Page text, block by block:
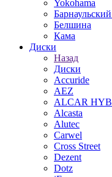
Yokohama
Белшина
Кама
Диски
Назад
Диски
Accuride
AEZ
ALCAR
Alcasta
Alutec
Carwel
Cross Street
Dezent
Dotz